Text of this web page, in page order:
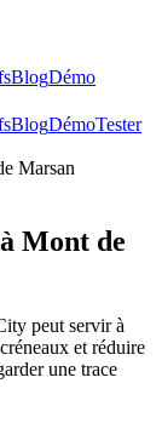
BlogDémo
BlogDémoTester
Marsan
Mont de
peut servir à
et réduire
une trace